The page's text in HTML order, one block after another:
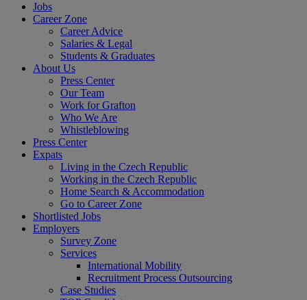
Jobs
Career Zone
Career Advice
Salaries & Legal
Students & Graduates
About Us
Press Center
Our Team
Work for Grafton
Who We Are
Whistleblowing
Press Center
Expats
Living in the Czech Republic
Working in the Czech Republic
Home Search & Accommodation
Go to Career Zone
Shortlisted Jobs
Employers
Survey Zone
Services
International Mobility
Recruitment Process Outsourcing
Case Studies